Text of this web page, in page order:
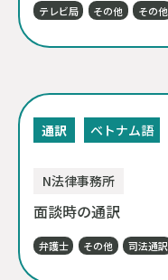
テレビ局 その他 その他
通訳 ベトナム語
N法律事務所
面談時の通訳
弁護士 その他 司法通訳